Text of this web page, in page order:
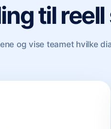
til
og vise teamet hvilke